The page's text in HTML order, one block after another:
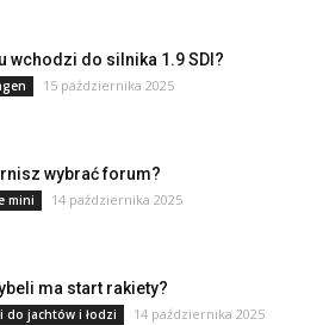
wchodzi do silnika 1.9 SDI?
15 października 2025
wybrać forum?
mini 14 października 2025
ma start rakiety?
do jachtów i łodzi 14 października 2025